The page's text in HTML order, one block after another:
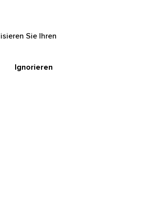
Sie Ihren
Ignorieren